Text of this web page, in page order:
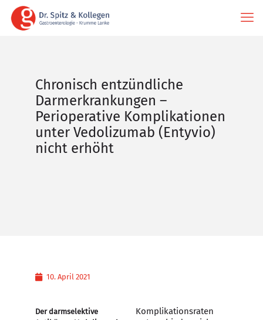
Chronisch entzündliche
Darmerkrankungen –
Perioperative Komplikationen
unter Vedolizumab (Entyvio)
nicht erhöht
10. April 2021
Der darmselektive
Komplikationsraten